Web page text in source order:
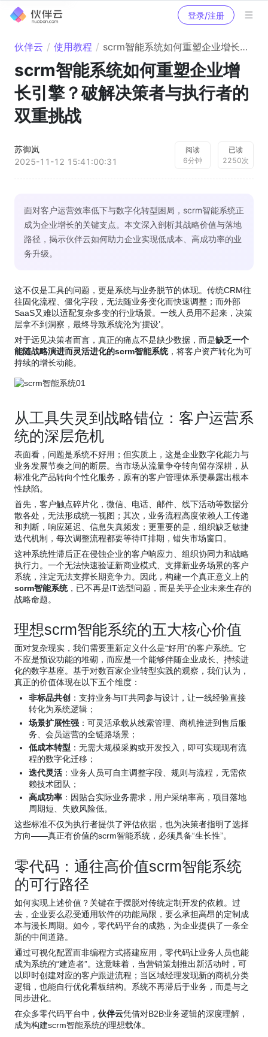
登录/注册
伙伴云 / 使用教程 / scrm智能系统如何重塑企业增长引擎？破解决策者与执行者的双重挑战
scrm智能系统如何重塑企业增
长引擎？破解决策者与执行者的
双重挑战
苏御岚
2025-11-12 15:41:00:31
阅读
6分钟
已读
2250次
面对客户运营效率低下与数字化转型困局，scrm智能系统正
成为企业增长的关键支点。本文深入剖析其战略价值与落地
路径，揭示伙伴云如何助力企业实现低成本、高成功率的业
务升级。
这不仅是工具的问题，更是系统与业务脱节的体现。传统CRM往
往固化流程、僵化字段，无法随业务变化而快速调整；而外部
SaaS又难以适配复杂多变的行业场景。一线人员用不起来，决策
层拿不到洞察，最终导致系统沦为‘摆设’。
对于远见决策者而言，真正的痛点不是缺少数据，而是缺乏一个
能随战略演进而灵活进化的scrm智能系统，将客户资产转化为可
持续的增长动能。
从工具失灵到战略错位：客户运营系
统的深层危机
表面看，问题是系统不好用；但实质上，这是企业数字化能力与
业务发展节奏之间的断层。当市场从流量争夺转向留存深耕，从
标准化产品转向个性化服务，原有的客户管理体系便暴露出根本
性缺陷。
首先，客户触点碎片化，微信、电话、邮件、线下活动等数据分
散各处，无法形成统一视图；其次，业务流程高度依赖人工传递
和判断，响应延迟、信息失真频发；更重要的是，组织缺乏敏捷
迭代机制，每次调整流程都要等待IT排期，错失市场窗口。
这种系统性滞后正在侵蚀企业的客户响应力、组织协同力和战略
执行力。一个无法快速验证新商业模式、支撑新业务场景的客户
系统，注定无法支撑长期竞争力。因此，构建一个真正意义上的
scrm智能系统，已不再是IT选型问题，而是关乎企业未来生存的
战略命题。
理想scrm智能系统的五大核心价值
面对复杂现实，我们需要重新定义什么是“好用”的客户系统。它
不应是预设功能的堆砌，而应是一个能够伴随企业成长、持续进
化的数字基座。基于对数百家企业转型实践的观察，我们认为，
真正的价值体现在以下五个维度：
非标品共创 ：支持业务与IT共同参与设计，让一线经验直接
转化为系统逻辑；
场景扩展性强 ：可灵活承载从线索管理、商机推进到售后服
务、会员运营的全链路场景；
低成本转型 ：无需大规模采购或开发投入，即可实现现有流
程的数字化迁移；
迭代灵活 ：业务人员可自主调整字段、规则与流程，无需依
赖技术团队；
高成功率 ：因贴合实际业务需求，用户采纳率高，项目落地
周期短、失败风险低。
这些标准不仅为执行者提供了评估依据，也为决策者指明了选择
方向——真正有价值的scrm智能系统，必须具备“生长性”。
零代码：通往高价值scrm智能系统
的可行路径
如何实现上述价值？关键在于摆脱对传统定制开发的依赖。过
去，企业要么忍受通用软件的功能局限，要么承担高昂的定制成
本与漫长周期。如今，零代码平台的成熟，为企业提供了一条全
新的中间道路。
通过可视化配置而非编程方式搭建应用，零代码让业务人员也能
成为系统的“建造者”。这意味着，当营销策划推出新活动时，可
以即时创建对应的客户跟进流程；当区域经理发现新的商机分类
逻辑，也能自行优化看板结构。系统不再滞后于业务，而是与之
同步进化。
在众多零代码平台中， 伙伴云凭借对B2B业务逻辑的深度理解，
成为构建scrm智能系统的理想载体。